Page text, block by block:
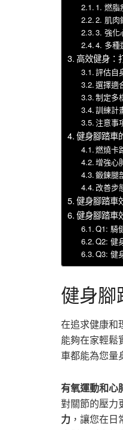
1. 燃脂
2. 肌肉
3. 強化
4. 多種
高效健身：
評估自
選擇適
制定多
訓練計
注意事
健身腳踏車
燃燒卡
增強心
鍛鍊腿
改善步
健身腳踏車
健身腳踏車
Q1: 騎
Q2: 健
Q3: 健
健身
在追求健康和
能夠在家輕鬆
車都能為您量
有氧運動和心
對關節的壓力
力 ，讓您在